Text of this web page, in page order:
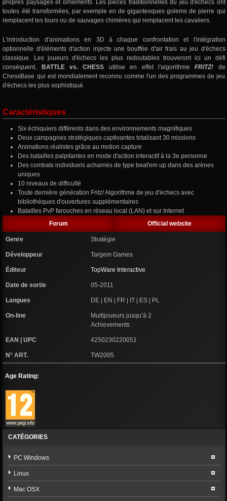
propres paysages et ornements. Les pièces traditionnelles du jeu d'échecs ont
toutes été transformées, par exemple en de gigantesques golems de pierre qui
remplacent les tours ou de sauvages chimères qui remplacent les cavaliers.
L'introduction d'animations en 3D à chaque confrontation et l'intégration
optionnelle d'éléments d'action injecte une bouffée d'air frais au jeu d'échecs
classique. Les joueurs d'échecs les plus redoutables trouveront ici un défi
conséquent,
BATTLE vs. CHESS utilise en effet l'algorithmeFRITZ! de
ChessBase qui est mondialement reconnu comme l'un des programmes de jeu
d'échecs les plus sophistiqué.
Caractéristiques
Six échiquiers différents dans des environnements magnifiques
Deux campagnes stratégiques captivantes totalisant 30 missions
Animations réalistes grâce au motion capture
Des batailles palpitantes en mode d'action interactif à la 3e personne
Des combats individuels acharnés de type beat'em up dans des arènes
uniques
10 niveaux de difficulté
Toute dernière génération Fritz! Algorithme de jeu d'échecs avec
bibliothèques d'ouvertures supplémentaires
Batailles PvP farouches en réseau local (LAN) et sur Internet
Forum
Official website
Genre Stratégie
Développeur Targem Games
Éditeur TopWare Interactive
Date de sortie 05-2011
Langues DE | EN | FR | IT | ES | PL
On-line
Multijoueurs jusqu’à 2
Achievements
EAN | UPC 4250230220051
N° ART. TW2005
Age Rating:
CATÉGORIES
PC Windows
Linux
Mac OSX